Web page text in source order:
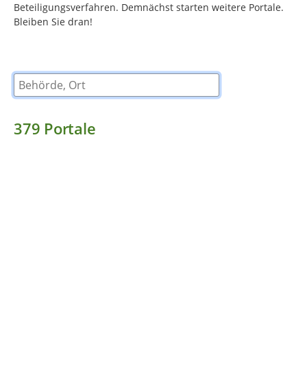
Beteiligungsverfahren. Demnächst starten weitere Portale.
Bleiben Sie dran!
Behörde, Ort
379 Portale